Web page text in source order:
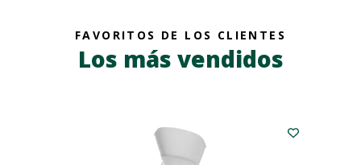
FAVORITOS DE LOS CLIENTES
Los más vendidos